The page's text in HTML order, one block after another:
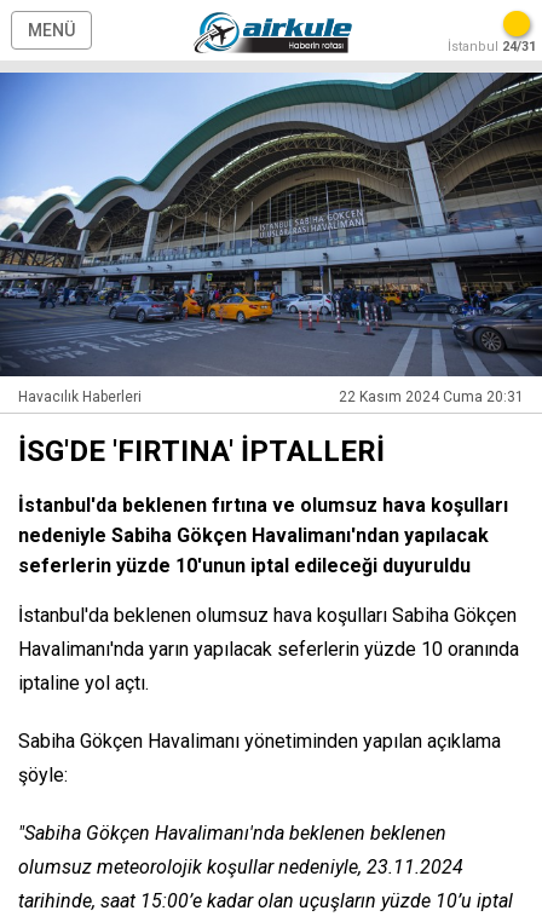
MENÜ
İstanbul 24/31
Havacılık Haberleri 22 Kasım 2024 Cuma 20:31
İSG'DE 'FIRTINA' İPTALLERİ
İstanbul'da beklenen fırtına ve olumsuz hava koşulları
nedeniyle Sabiha Gökçen Havalimanı'ndan yapılacak
seferlerin yüzde 10'unun iptal edileceği duyuruldu
İstanbul'da beklenen olumsuz hava koşulları Sabiha Gökçen
Havalimanı'nda yarın yapılacak seferlerin yüzde 10 oranında
iptaline yol açtı.
Sabiha Gökçen Havalimanı yönetiminden yapılan açıklama
şöyle:
"Sabiha Gökçen Havalimanı'nda beklenen beklenen
olumsuz meteorolojik koşullar nedeniyle, 23.11.2024
tarihinde, saat 15:00’e kadar olan uçuşların yüzde 10’u iptal